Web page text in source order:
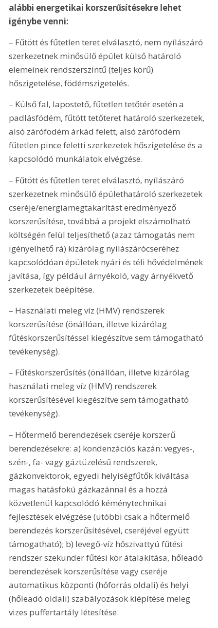
alábbi energetikai korszerűsítésekre lehet
igénybe venni:
– Fűtött és fűtetlen teret elválasztó, nem nyílászáró
szerkezetnek minősülő épület külső határoló
elemeinek rendszerszintű (teljes körű)
hőszigetelése, födémszigetelés.
– Külső fal, lapostető, fűtetlen tetőtér esetén a
padlásfödém, fűtött tetőteret határoló szerkezetek,
alsó zárófödém árkád felett, alsó zárófödém
fűtetlen pince feletti szerkezetek hőszigetelése és a
kapcsolódó munkálatok elvégzése.
– Fűtött és fűtetlen teret elválasztó, nyílászáró
szerkezetnek minősülő épülethatároló szerkezetek
cseréje/energiamegtakarítást eredményező
korszerűsítése, továbbá a projekt elszámolható
költségén felül teljesíthető (azaz támogatás nem
igényelhető rá) kizárólag nyílászárócseréhez
kapcsolódóan épületek nyári és téli hővédelmének
javítása, így például árnyékoló, vagy árnyékvető
szerkezetek beépítése.
– Használati meleg víz (HMV) rendszerek
korszerűsítése (önállóan, illetve kizárólag
fűtéskorszerűsítéssel kiegészítve sem támogatható
tevékenység).
– Fűtéskorszerűsítés (önállóan, illetve kizárólag
használati meleg víz (HMV) rendszerek
korszerűsítésével kiegészítve sem támogatható
tevékenység).
– Hőtermelő berendezések cseréje korszerű
berendezésekre: a) kondenzációs kazán: vegyes-,
szén-, fa- vagy gáztüzelésű rendszerek,
gázkonvektorok, egyedi helyiségfűtők kiváltása
magas hatásfokú gázkazánnal és a hozzá
közvetlenül kapcsolódó kéménytechnikai
fejlesztések elvégzése (utóbbi csak a hőtermelő
berendezés korszerűsítésével, cseréjével együtt
támogatható); b) levegő-víz hőszivattyú fűtési
rendszer szekunder fűtési kör átalakítása, hőleadó
berendezések korszerűsítése vagy cseréje
automatikus központi (hőforrás oldali) és helyi
(hőleadó oldali) szabályozások kiépítése meleg
vizes puffertartály létesítése.